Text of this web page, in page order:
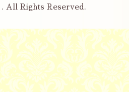
. All Rights Reserved.